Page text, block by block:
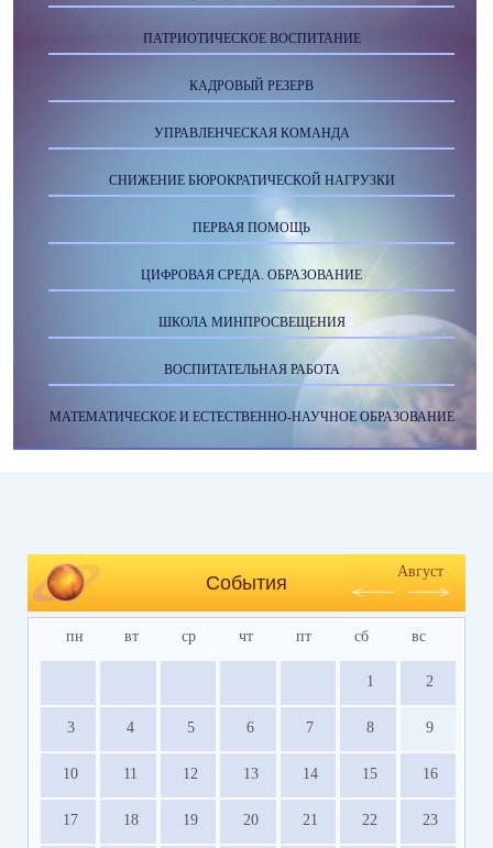
ПАТРИОТИЧЕСКОЕ ВОСПИТАНИЕ
КАДРОВЫЙ РЕЗЕРВ
УПРАВЛЕНЧЕСКАЯ КОМАНДА
СНИЖЕНИЕ БЮРОКРАТИЧЕСКОЙ НАГРУЗКИ
ПЕРВАЯ ПОМОЩЬ
ЦИФРОВАЯ СРЕДА. ОБРАЗОВАНИЕ
ШКОЛА МИНПРОСВЕЩЕНИЯ
ВОСПИТАТЕЛЬНАЯ РАБОТА
МАТЕМАТИЧЕСКОЕ И ЕСТЕСТВЕННО-НАУЧНОЕ ОБРАЗОВАНИЕ
События
Август
пн вт ср чт пт сб вс
1 2
3 4 5 6 7 8 9
10 11 12 13 14 15 16
17 18 19 20 21 22 23